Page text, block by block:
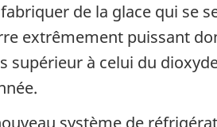
de la glace qui se
extrêmement puissant
à celui du
système de